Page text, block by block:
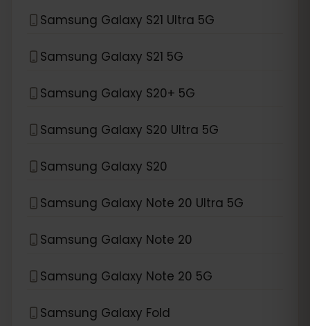
Samsung Galaxy S21 Ultra 5G
Samsung Galaxy S21 5G
Samsung Galaxy S20+ 5G
Samsung Galaxy S20 Ultra 5G
Samsung Galaxy S20
Samsung Galaxy Note 20 Ultra 5G
Samsung Galaxy Note 20
Samsung Galaxy Note 20 5G
Samsung Galaxy Fold